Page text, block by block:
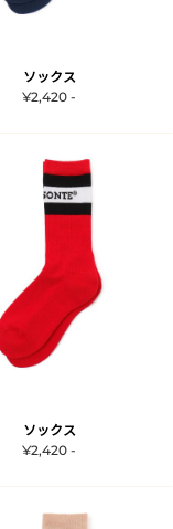
ソックス
¥2,420 -
ソックス
¥2,420 -